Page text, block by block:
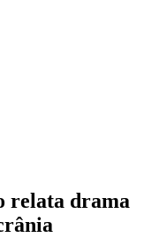
relata drama